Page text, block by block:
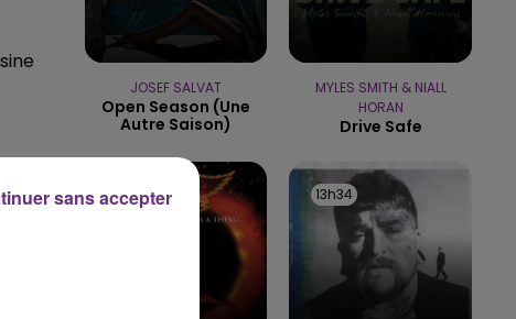
19h00 - 19h15
LA POP MACHINE - CHAMPAGNE FM
JOSEF SALVAT
Open Season (une
Autre Saison)
MYLES SMITH & NIALL
HORAN
Drive Safe
13h38
13h38 13h34
13h34
sans accepter